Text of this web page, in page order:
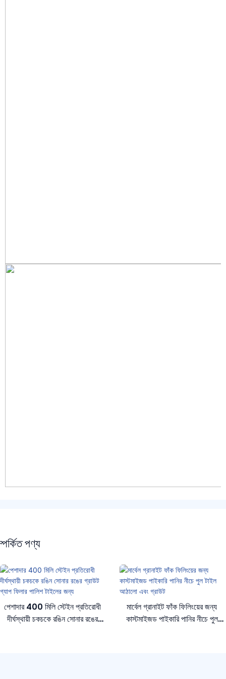
পণ্য
পেশাদার 400 মিলি স্টেইন প্রতিরোধী
দীর্ঘস্থায়ী চকচকে রঙিন সোনার রঙের
মার্বেল গ্রানাইট ফাঁক ফিলিংয়ের জন্য
কাস্টমাইজড পাইকারি পানির নীচে পুল